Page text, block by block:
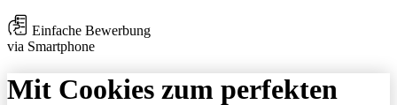
Einfache Bewerbung
via Smartphone
Mit Cookies zum perfekten